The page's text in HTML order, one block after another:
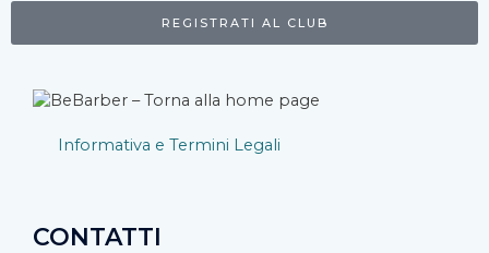
REGISTRATI AL CLUB
Informativa e Termini Legali
CONTATTI